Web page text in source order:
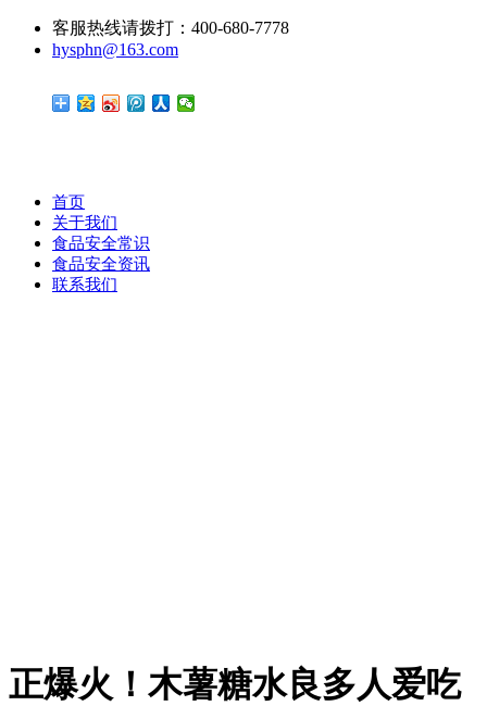
客服热线请拨打：400-680-7778
hysphn@163.com
首页
关于我们
食品安全常识
食品安全资讯
联系我们
正爆火！木薯糖水良多人爱吃